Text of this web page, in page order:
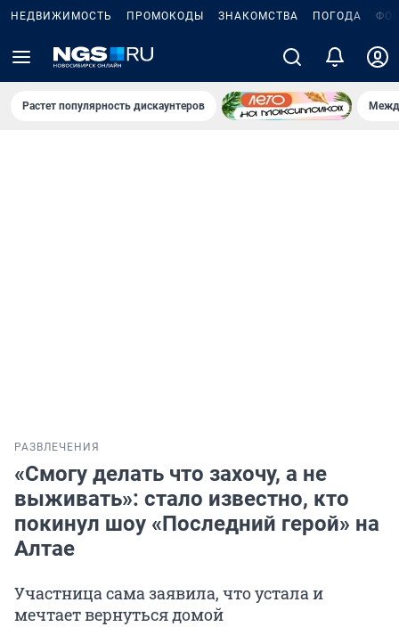
НЕДВИЖИМОСТЬ ПРОМОКОДЫ ЗНАКОМСТВА ПОГОДА
Растет популярность дискаунтеров
РАЗВЛЕЧЕНИЯ
«Смогу делать что захочу, а не
выживать»: стало известно, кто
покинул шоу «Последний герой» на
Алтае
Участница сама заявила, что устала и
мечтает вернуться домой